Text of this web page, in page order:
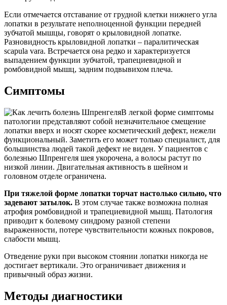
Если отмечается отставание от грудной клетки нижнего угла
лопатки в результате неполноценной функции передней
зубчатой мышцы, говорят о крыловидной лопатке.
Разновидность крыловидной лопатки – паралитическая
scapula vara. Встречается она редко и характеризуется
выпадением функции зубчатой, трапециевидной и
ромбовидной мышц, задним подвывихом плеча.
Симптомы
В легкой форме симптомы
патологии представляют собой незначительное смещение
лопатки вверх и носят скорее косметический дефект, нежели
функциональный. Заметить его может только специалист, для
большинства людей такой дефект не виден. У пациентов с
болезнью Шпренгеля шея укорочена, а волосы растут по
низкой линии. Двигательная активность в шейном и
головном отделе ограничена.
При тяжелой форме лопатки торчат настолько сильно, что
задевают затылок. В этом случае также возможна полная
атрофия ромбовидной и трапециевидной мышц. Патология
приводит к болевому синдрому разной степени
выраженности, потере чувствительности кожных покровов,
слабости мышц.
Отведение руки при высоком стоянии лопатки никогда не
достигает вертикали. Это ограничивает движения и
привычный образ жизни.
Методы диагностики